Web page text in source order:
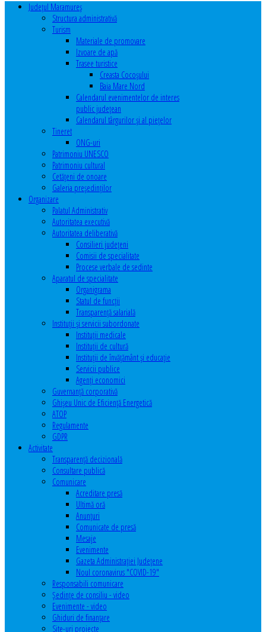
Judeţul Maramureş
Structura administrativă
Turism
Materiale de promovare
Izvoare de apă
Trasee turistice
Creasta Cocoșului
Baia Mare Nord
Calendarul evenimentelor de interes
public judeţean
Calendarul târgurilor şi al pieţelor
Tineret
ONG-uri
Patrimoniu UNESCO
Patrimoniu cultural
Cetăţeni de onoare
Galeria președinților
Organizare
Palatul Administrativ
Autoritatea executivă
Autoritatea deliberativă
Consilieri judeţeni
Comisii de specialitate
Procese verbale de sedinte
Aparatul de specialitate
Organigrama
Statul de funcții
Transparență salarială
Instituţii şi servicii subordonate
Instituţii medicale
Instituţii de cultură
Instituţii de învăţământ şi educaţie
Servicii publice
Agenţi economici
Guvernanță corporativă
Ghişeu Unic de Eficienţă Energetică
ATOP
Regulamente
GDPR
Activitate
Transparenţă decizională
Consultare publică
Comunicare
Acreditare presă
Ultimă oră
Anunţuri
Comunicate de presă
Mesaje
Evenimente
Gazeta Administraţiei Judeţene
Noul coronavirus "COVID-19"
Responsabili comunicare
Şedinţe de consiliu - video
Evenimente - video
Ghiduri de finanţare
Site-uri proiecte